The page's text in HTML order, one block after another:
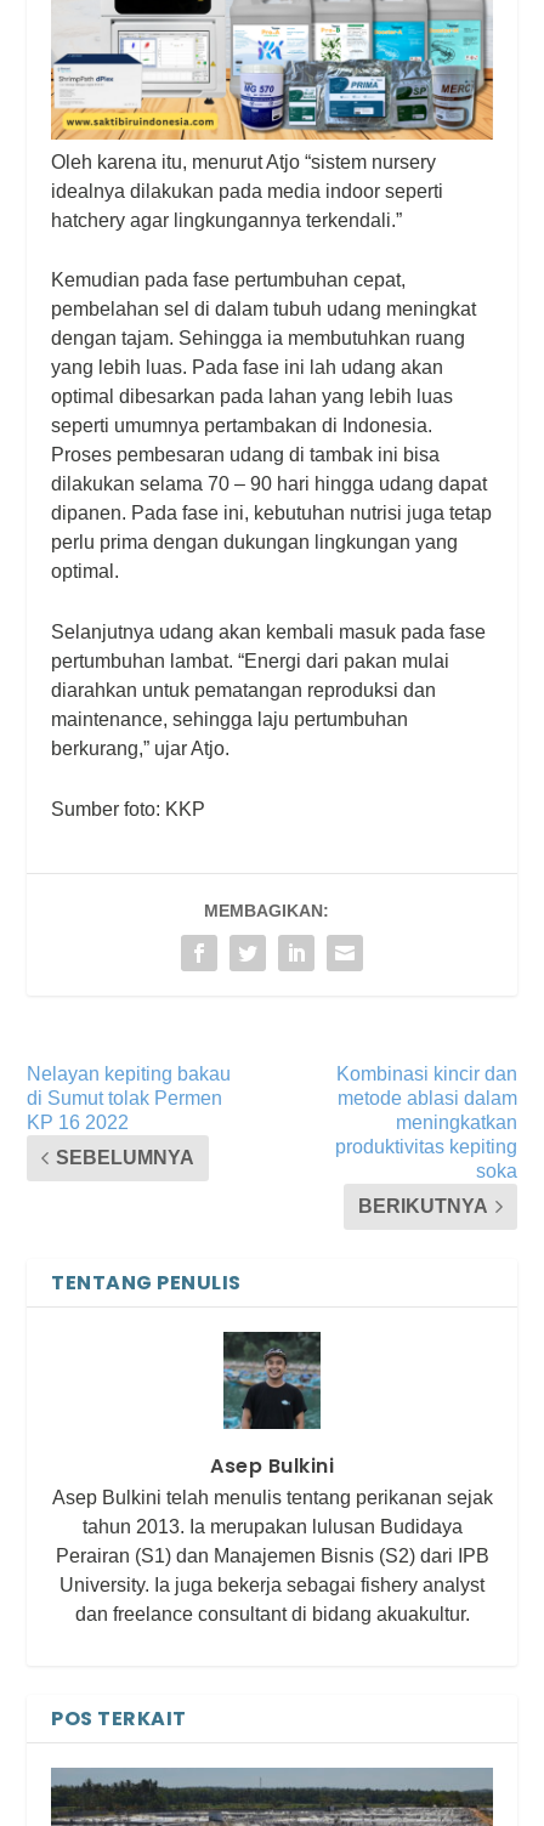
Oleh karena itu, menurut Atjo “sistem nursery
idealnya dilakukan pada media indoor seperti
hatchery agar lingkungannya terkendali.”
Kemudian pada fase pertumbuhan cepat,
pembelahan sel di dalam tubuh udang meningkat
dengan tajam. Sehingga ia membutuhkan ruang
yang lebih luas. Pada fase ini lah udang akan
optimal dibesarkan pada lahan yang lebih luas
seperti umumnya pertambakan di Indonesia.
Proses pembesaran udang di tambak ini bisa
dilakukan selama 70 – 90 hari hingga udang dapat
dipanen. Pada fase ini, kebutuhan nutrisi juga tetap
perlu prima dengan dukungan lingkungan yang
optimal.
Selanjutnya udang akan kembali masuk pada fase
pertumbuhan lambat. “Energi dari pakan mulai
diarahkan untuk pematangan reproduksi dan
maintenance, sehingga laju pertumbuhan
berkurang,” ujar Atjo.
Sumber foto: KKP
MEMBAGIKAN:
Nelayan kepiting bakau
di Sumut tolak Permen
KP 16 2022
SEBELUMNYA
Kombinasi kincir dan
metode ablasi dalam
meningkatkan
produktivitas kepiting
soka
BERIKUTNYA
TENTANG PENULIS
Asep Bulkini
Asep Bulkini telah menulis tentang perikanan sejak
tahun 2013. Ia merupakan lulusan Budidaya
Perairan (S1) dan Manajemen Bisnis (S2) dari IPB
University. Ia juga bekerja sebagai fishery analyst
dan freelance consultant di bidang akuakultur.
POS TERKAIT